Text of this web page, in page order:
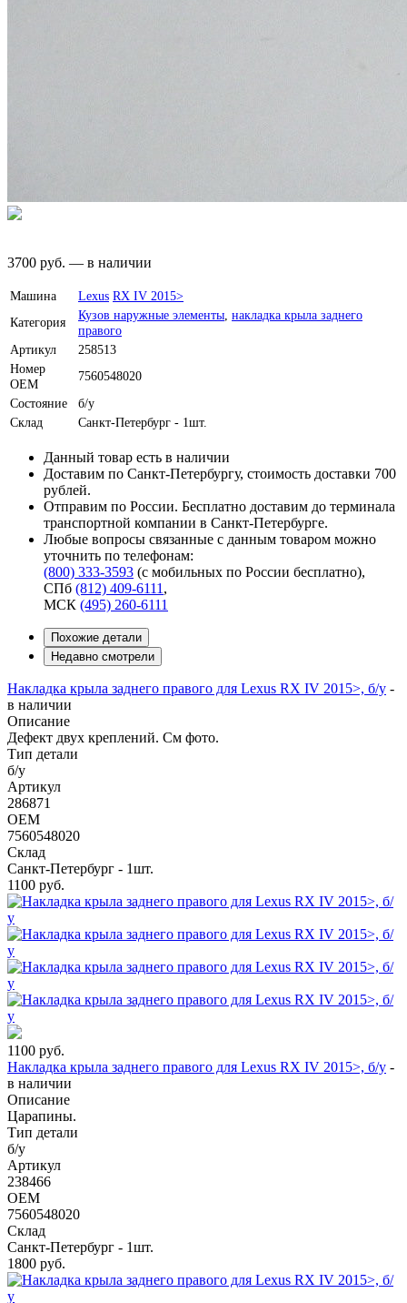
3700 руб. — в наличии
Машина Lexus RX IV 2015>
Категория
Кузов наружные элементы накладка крыла заднего
правого
Артикул
258513
Номер
OEM
7560548020
Состояние
б/у
Склад
Санкт-Петербург - 1шт.
Данный товар есть в наличии
Доставим по Санкт-Петербургу, стоимость доставки 700
рублей.
Отправим по России. Бесплатно доставим до терминала
транспортной компании в Санкт-Петербурге.
Любые вопросы связанные с данным товаром можно
уточнить по телефонам:
(800) 333-3593 (с мобильных по России бесплатно),
СПб (812) 409-6111 ,
МСК (495) 260-6111
Похожие детали
Недавно смотрели
Накладка крыла заднего правого для Lexus RX IV 2015>, б/у -
в наличии
Описание
Дефект двух креплений. См фото.
Тип детали
б/у
Артикул
286871
OEM
7560548020
Склад
Санкт-Петербург - 1шт.
1100 руб.
1100 руб.
Накладка крыла заднего правого для Lexus RX IV 2015>, б/у -
в наличии
Описание
Царапины.
Тип детали
б/у
Артикул
238466
OEM
7560548020
Склад
Санкт-Петербург - 1шт.
1800 руб.